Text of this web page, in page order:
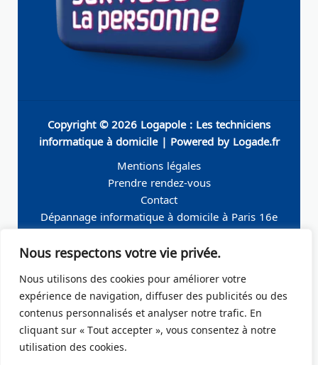
Nous respectons votre vie privée.
Nous utilisons des cookies pour améliorer votre
expérience de navigation, diffuser des publicités ou des
contenus personnalisés et analyser notre trafic. En
cliquant sur « Tout accepter », vous consentez à notre
utilisation des cookies.
Copyright © 2026 Logapole : Les techniciens
informatique à domicile | Powered by Logade.fr
Mentions légales
Prendre rendez-vous
Contact
Dépannage informatique à domicile à Paris 16e
Seine
Perret
Dépannage informatique à domicile à Paris 19e
Dépannage informatique à domicile à Paris 17e
Dépannage informatique à domicile – Boulogne-
Billancourt 92